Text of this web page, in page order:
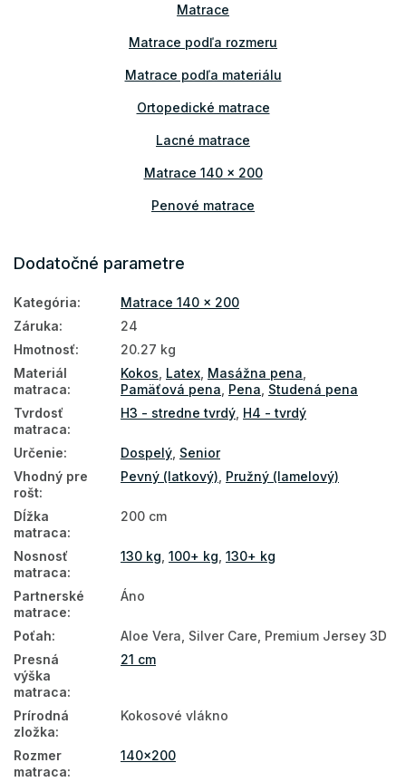
Matrace
Matrace podľa rozmeru
Matrace podľa materiálu
Ortopedické matrace
Lacné matrace
Matrace 140 x 200
Penové matrace
Kokosové matrace
Latexové matrace
Matrace podľa nosnosti
Vysoké matrace
Podlahové matrace
Najpredávanejšie matrace
Obojstranné matrace
Penové matrace 140x200
Dodatočné parametre
Kategória:
Matrace 140 x 200
Záruka:
24
Hmotnosť:
20.27 kg
Materiál
matraca:
Kokos Latex Masážna pena
Pamäťová pena Pena Studená pena
Tvrdosť
matraca:
H3 - stredne tvrdý H4 - tvrdý
Určenie: Dospelý Senior
Vhodný pre
rošt:
Pevný (latkový) Pružný (lamelový)
Dĺžka
matraca:
200 cm
Nosnosť
matraca:
130 kg 100+ kg 130+ kg
Partnerské
matrace:
Áno
Poťah:
Aloe Vera, Silver Care, Premium Jersey 3D
Presná
výška
matraca:
21 cm
Prírodná
zložka:
Kokosové vlákno
Rozmer
matraca:
140x200